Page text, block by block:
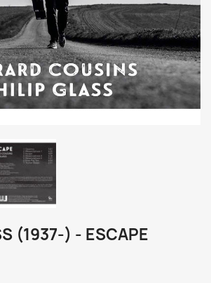
(1937-) - ESCAPE